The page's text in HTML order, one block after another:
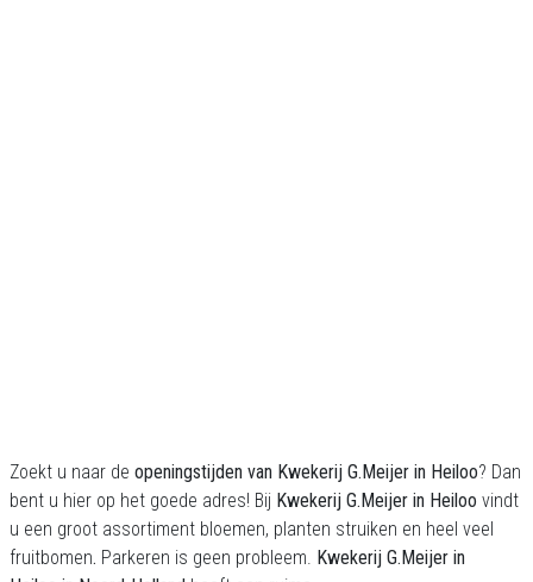
Zoekt u naar de openingstijden van Kwekerij G.Meijer in Heiloo? Dan
bent u hier op het goede adres! Bij Kwekerij G.Meijer in Heiloo vindt
u een groot assortiment bloemen, planten struiken en heel veel
fruitbomen. Parkeren is geen probleem. Kwekerij G.Meijer in